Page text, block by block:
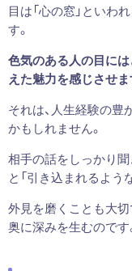
目は「心の窓」といわ
す。
色気のある人の目に
えた魅力を感じさせま
それは、人生経験の
かもしれません。
相手の話をしっかり聞
と「引き込まれるよう
外見を磨くことも大
奥に深みを生むのです